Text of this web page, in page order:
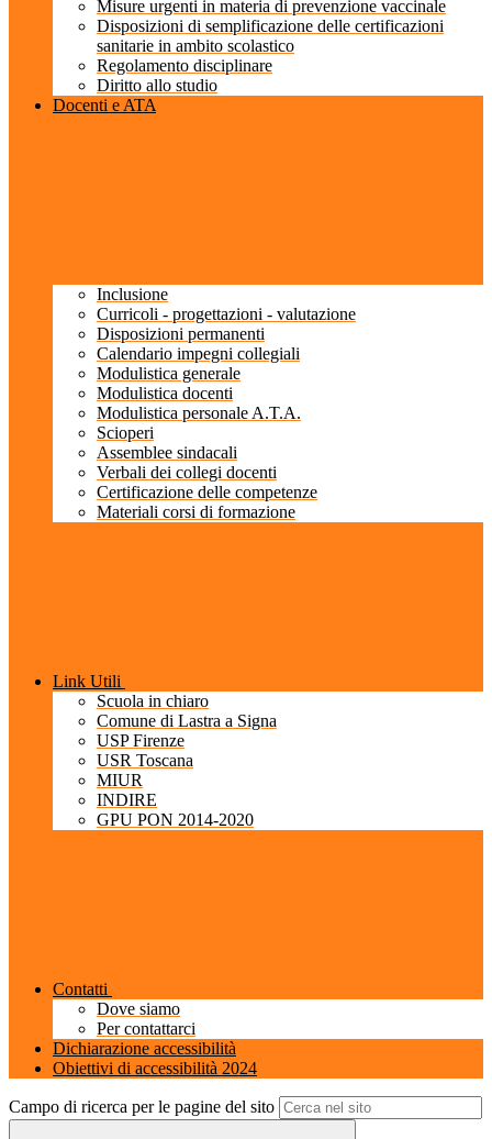
Misure urgenti in materia di prevenzione vaccinale
Disposizioni di semplificazione delle certificazioni
sanitarie in ambito scolastico
Regolamento disciplinare
Diritto allo studio
Docenti e ATA
Inclusione
Curricoli - progettazioni - valutazione
Disposizioni permanenti
Calendario impegni collegiali
Modulistica generale
Modulistica docenti
Modulistica personale A.T.A.
Scioperi
Assemblee sindacali
Verbali dei collegi docenti
Certificazione delle competenze
Materiali corsi di formazione
Link Utili
Scuola in chiaro
Comune di Lastra a Signa
USP Firenze
USR Toscana
MIUR
INDIRE
GPU PON 2014-2020
Contatti
Dove siamo
Per contattarci
Dichiarazione accessibilità
Obiettivi di accessibilità 2024
Campo di ricerca per le pagine del sito